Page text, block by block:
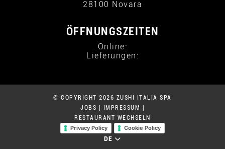
28100 Novara
ÖFFNUNGSZEITEN
Online:
Lieferungen:
© COPYRIGHT 2026 ZUSHI ITALIA SPA
JOBS
IMPRESSUM
RESTAURANT WECHSELN
Privacy Policy
Cookie Policy
DE